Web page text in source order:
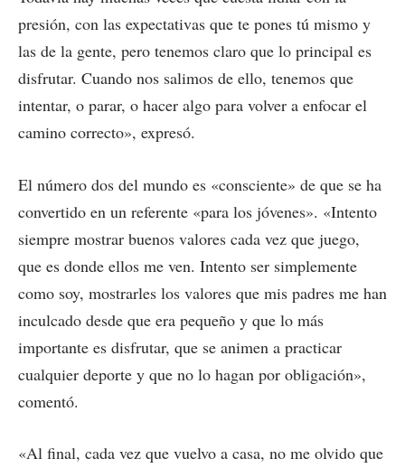
presión, con las expectativas que te pones tú mismo y
las de la gente, pero tenemos claro que lo principal es
disfrutar. Cuando nos salimos de ello, tenemos que
intentar, o parar, o hacer algo para volver a enfocar el
camino correcto», expresó.
El número dos del mundo es «consciente» de que se ha
convertido en un referente «para los jóvenes». «Intento
siempre mostrar buenos valores cada vez que juego,
que es donde ellos me ven. Intento ser simplemente
como soy, mostrarles los valores que mis padres me han
inculcado desde que era pequeño y que lo más
importante es disfrutar, que se animen a practicar
cualquier deporte y que no lo hagan por obligación»,
comentó.
«Al final, cada vez que vuelvo a casa, no me olvido que